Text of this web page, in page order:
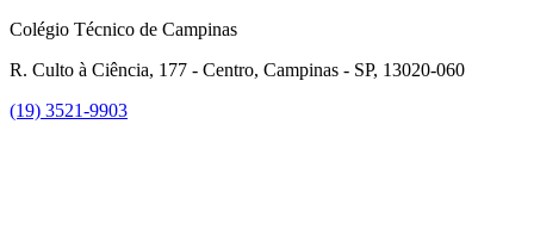
Colégio Técnico de Campinas
R. Culto à Ciência, 177 - Centro, Campinas - SP, 13020-060
(19) 3521-9903